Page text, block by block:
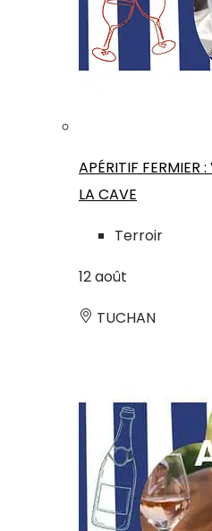
APÉRITIF FERMIER
LA CAVE
Terroir
12août
TUCHAN